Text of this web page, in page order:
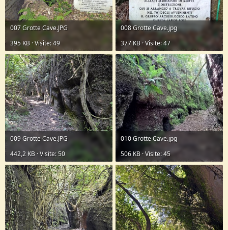
007 Grotte Cave.JPG
395 KB · Visite: 49
008 Grotte Cave.jpg
377 KB · Visite: 47
009 Grotte Cave.JPG
442,2 KB · Visite: 50
010 Grotte Cave.jpg
506 KB · Visite: 45